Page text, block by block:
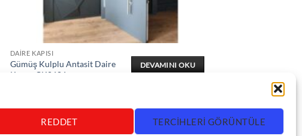
REDDET TERCIHLERI GÖRÜNTÜLE
DAIRE KAPISI
Gümüş Kulplu Antasit Daire
Kapısı ÇK0686
DEVAMINI OKU